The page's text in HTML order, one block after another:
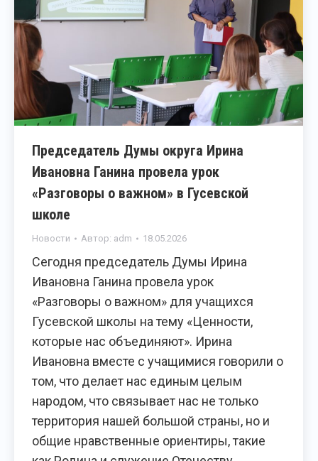
Председатель Думы округа Ирина
Ивановна Ганина провела урок
«Разговоры о важном» в Гусевской
школе
Новости Автор: adm 18.05.2026
Сегодня председатель Думы Ирина
Ивановна Ганина провела урок
«Разговоры о важном» для учащихся
Гусевской школы на тему «Ценности,
которые нас объединяют». Ирина
Ивановна вместе с учащимися говорили о
том, что делает нас единым целым
народом, что связывает нас не только
территория нашей большой страны, но и
общие нравственные ориентиры, такие